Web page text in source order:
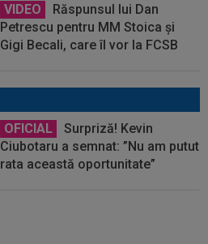
VIDEO
Răspunsul lui Dan
Petrescu pentru MM Stoica și
Gigi Becali, care îl vor la FCSB
OFICIAL
Surpriză! Kevin
Ciubotaru a semnat: ”Nu am putut
rata această oportunitate”